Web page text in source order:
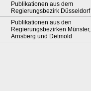
Publikationen aus dem
Regierungsbezirk Düsseldorf
Publikationen aus den
Regierungsbezirken Münster,
Arnsberg und Detmold